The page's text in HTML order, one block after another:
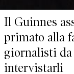
Il Guinnes
primato alla
giornalisti
intervistarli